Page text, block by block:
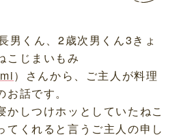
男くん、2歳次男くん3きょ
こじまいもみ
）さんから、ご主人が料理
話です。
かしつけホッとしていたねこ
てくれると言うご主人の申し